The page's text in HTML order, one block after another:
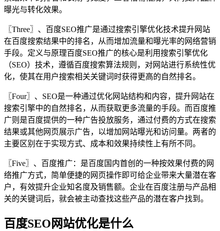
曝光与转化效果。
〖Three〗、百度SEO推广是通过搜索引擎优化技术提升网站
在百度搜索结果中的排名，从而增加流量和曝光率的网络营销
手段。定义与原理百度SEO推广的核心是利用搜索引擎优化
（SEO）技术，遵循百度搜索算法规则，对网站进行系统性优
化，使其在用户搜索相关关键词时获得更高的自然排名。
〖Four〗、SEO是一种通过优化网站结构和内容，提升网站在
搜索引擎中的自然排名，从而获取更多流量的手段。而百度推
广则是百度提供的一种广告投放服务，通过付费的方式在搜索
结果或其他网页展示广告，以增加网站曝光和访问量。两者的
主要区别在于实现方式、成本和效果持续性上有所不同。
〖Five〗、百度推广：是百度国内首创的一种按效果付费的网
络推广方式，简单便捷的网页操作即可给企业带来大量潜在客
户，有效提升企业知名度及销售额。企业在百度注册与产品相
关的关键词后，就会被主动查找这些产品的潜在客户找到。
百度SEO网站优化是什么